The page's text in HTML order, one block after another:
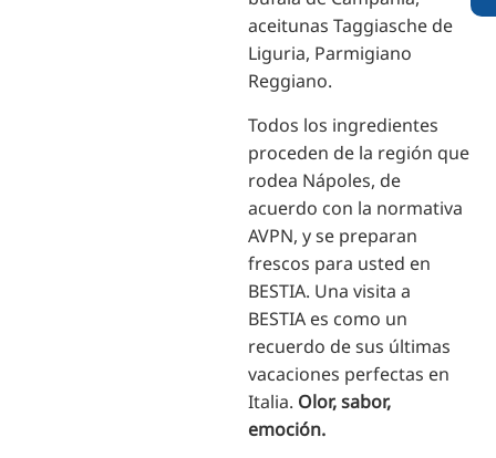
aceitunas Taggiasche de
Liguria, Parmigiano
Reggiano.
Todos los ingredientes
proceden de la región que
rodea Nápoles, de
acuerdo con la normativa
AVPN, y se preparan
frescos para usted en
BESTIA. Una visita a
BESTIA es como un
recuerdo de sus últimas
vacaciones perfectas en
Italia. Olor, sabor,
emoción.